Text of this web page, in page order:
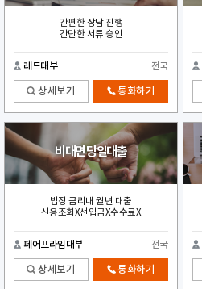
간편한 상담 진행
간단한 서류 승인
레드대부 전국
상세보기 통화하기
비대면 당일대출
법정 금리내 월변 대출
신용조회X선입금X수수료X
페어프라임대부 전국
상세보기 통화하기